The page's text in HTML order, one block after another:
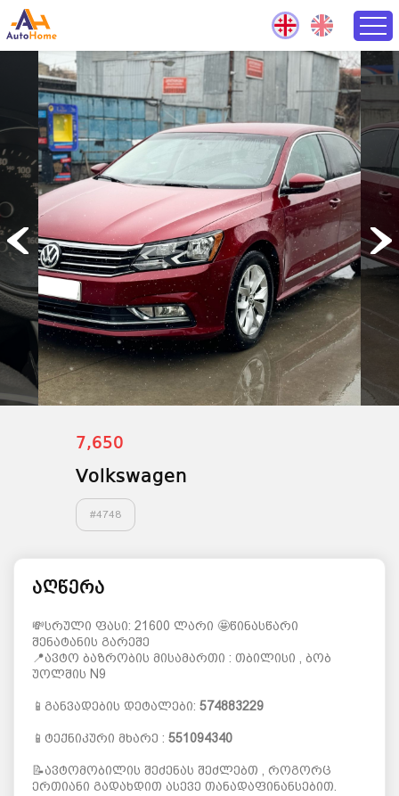
7,650
Volkswagen
#4748
აღწერა
💸სრული ფასი: 21600 ლარი 🤩წინასწარი
შენატანის გარეშე
📍ავტო ბაზრობის მისამართი : თბილისი , ბობ
უოლშის N9
📱განვადების დეტალები: 574883229
📱ტექნიკური მხარე : 551094340
📝ავტომობილის შეძენას შეძლებთ , როგორც
ერთიანი გადახდით ასევე თანადაფინანსებით.